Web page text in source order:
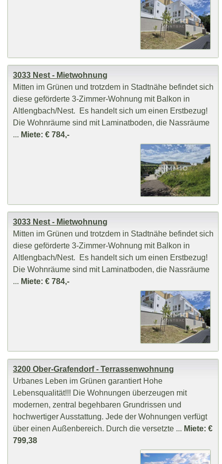
3033 Nest - Mietwohnung
Mitten im Grünen und trotzdem in Stadtnähe befindet sich
diese geförderte 3-Zimmer-Wohnung mit Balkon in
Altlengbach/Nest. Es handelt sich um einen Erstbezug!
Die Wohnräume sind mit Laminatboden, die Nassräume
... Miete: € 784,-
3033 Nest - Mietwohnung
Mitten im Grünen und trotzdem in Stadtnähe befindet sich
diese geförderte 3-Zimmer-Wohnung mit Balkon in
Altlengbach/Nest. Es handelt sich um einen Erstbezug!
Die Wohnräume sind mit Laminatboden, die Nassräume
... Miete: € 784,-
3200 Ober-Grafendorf - Terrassenwohnung
Urbanes Leben im Grünen garantiert Hohe
Lebensqualität!!! Die Wohnungen überzeugen mit
modernen, zentral begehbaren Grundrissen und
hochwertiger Ausstattung. Jede der Wohnungen verfügt
über einen Außenbereich. Durch die versetzte ... Miete: €
799,38